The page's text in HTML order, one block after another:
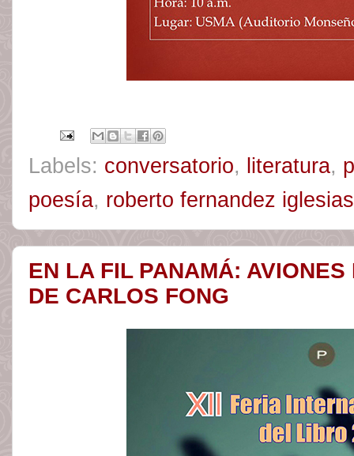
Labels: conversatorio, literatura,
poesía, roberto fernandez iglesias
EN LA FIL PANAMÁ:
DE CARLOS FONG